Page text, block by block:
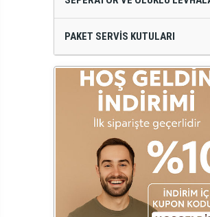
PAKET SERVIS KUTULARI